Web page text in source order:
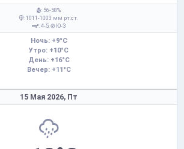
: 56-58%
: 1011-1003 мм рт.ст.
: 4-5,
Ю-З
Ночь: +9°C
Утро: +10°C
День: +16°C
Вечер: +11°C
15 Мая 2026, Пт